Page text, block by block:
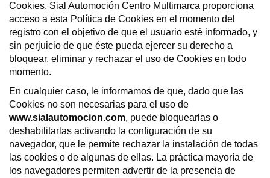
Cookies. Sial Automoción Centro Multimarca proporciona
acceso a esta Política de Cookies en el momento del
registro con el objetivo de que el usuario esté informado, y
sin perjuicio de que éste pueda ejercer su derecho a
bloquear, eliminar y rechazar el uso de Cookies en todo
momento.
En cualquier caso, le informamos de que, dado que las
Cookies no son necesarias para el uso de
www.sialautomocion.com, puede bloquearlas o
deshabilitarlas activando la configuración de su
navegador, que le permite rechazar la instalación de todas
las cookies o de algunas de ellas. La práctica mayoría de
los navegadores permiten advertir de la presencia de